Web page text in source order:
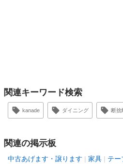
関連キーワード検索
kanade ダイニング 断捨
関連の掲示板
中古あげます・譲ります 家具 テー